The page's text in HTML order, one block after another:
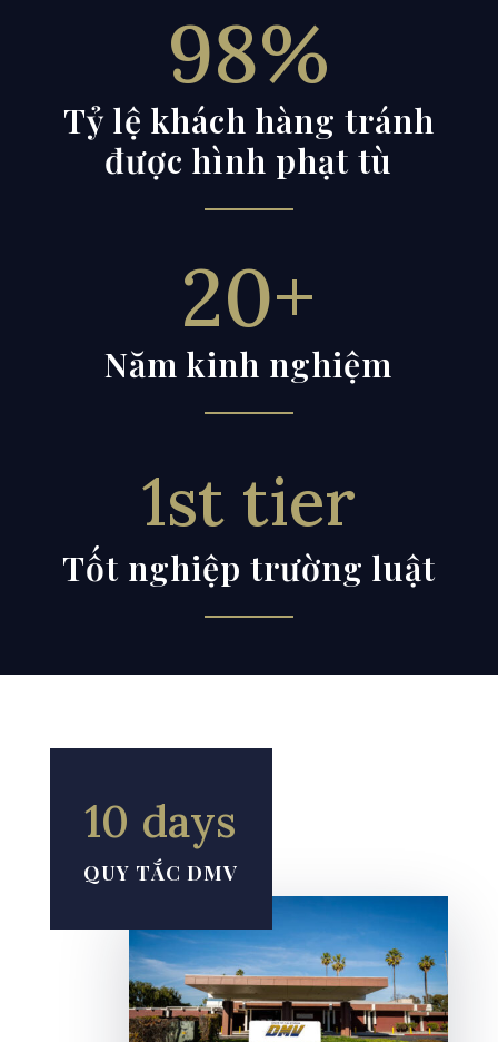
98%
Tỷ lệ khách hàng tránh
được hình phạt tù
20+
Năm kinh nghiệm
1st tier
Tốt nghiệp trường luật
10 days
QUY TẮC DMV